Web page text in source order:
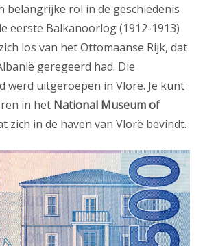
belangrijke rol in de geschiedenis
eerste Balkanoorlog (1912-1913)
los van het Ottomaanse Rijk, dat
geregeerd had. Die
werd uitgeroepen in Vlorë. Je kunt
in het National Museum of
zich in de haven van Vlorë bevindt.